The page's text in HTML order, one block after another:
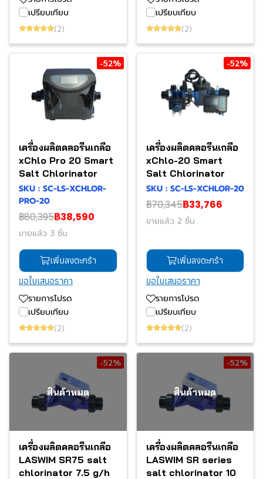
เปรียบเทียบ
(2)
เปรียบเทียบ
(2)
-52%
เครื่องผลิตคลอรีนเกลือ
xChlo Pro 20 Smart
Salt Chlorinator
SKU : SC-LS-XCHLOR-
PRO-20
฿80,395฿38,590
ขายแล้ว 3 ชิ้น
เพิ่มลงตะกร้า
ขอใบเสนอราคา
รายการโปรด
เปรียบเทียบ
(2)
-52%
เครื่องผลิตคลอรีนเกลือ
xChlo-20 Smart
Salt Chlorinator
SKU : SC-LS-XCHLOR-20
฿70,345฿33,766
ขายแล้ว 2 ชิ้น
เพิ่มลงตะกร้า
ขอใบเสนอราคา
รายการโปรด
เปรียบเทียบ
(2)
-52%
สินค้าหมด
เครื่องผลิตคลอรีนเกลือ
LASWIM SR75 salt
chlorinator 7.5 g/h
-52%
สินค้าหมด
เครื่องผลิตคลอรีนเกลือ
LASWIM SR series
salt chlorinator 10